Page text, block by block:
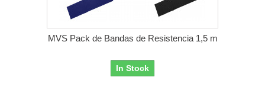
MVS Pack de Bandas de Resistencia 1,5 m
In Stock